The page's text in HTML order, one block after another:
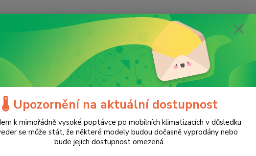
Nevíte si rady?
+420 775 986
(Po-Ne, 8-20 hod.)
Příslušenství Příslušenství pro pily Diamantový kotouč EVOLUTION (cihla,
kotouč EVOLUTION (cihla,
🌡️ Upozornění na aktuální dostupnost
k mimořádně vysoké poptávce po mobilních klimatizacích v důsledku
se může stát, že některé modely budou dočasně vyprodány nebo
bude jejich dostupnost omezená.